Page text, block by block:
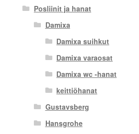
Posliinit ja hanat
Damixa
Damixa suihkut
Damixa varaosat
Damixa wc -hanat
keittiöhanat
Gustavsberg
Hansgrohe